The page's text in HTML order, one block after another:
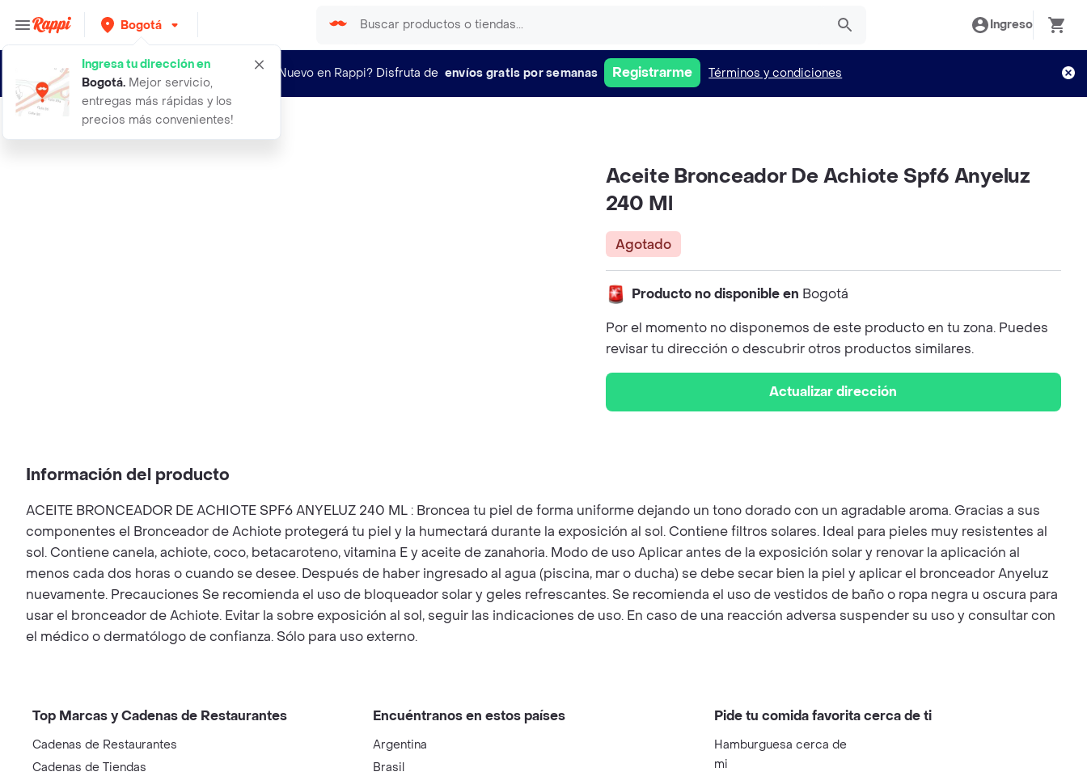
Bogotá
Ingresa tu dirección en
Bogotá. Mejor servicio,
entregas más rápidas y los
precios más convenientes!
Ingreso
¿Nuevo en Rappi? Disfruta de envíos gratis por semanas Registrarme Términos y condiciones
aceite bronceador de achiote spf6 a
Aceite Bronceador De Achiote Spf6 Anyeluz
240 Ml
Agotado
Producto no disponible en Bogotá
Por el momento no disponemos de este producto en tu zona. Puedes
revisar tu dirección o descubrir otros productos similares.
Actualizar dirección
Información del producto
ACEITE BRONCEADOR DE ACHIOTE SPF6 ANYELUZ 240 ML : Broncea tu piel de forma uniforme dejando un tono dorado con un agradable aroma. Gracias a sus
componentes el Bronceador de Achiote protegerá tu piel y la humectará durante la exposición al sol. Contiene filtros solares. Ideal para pieles muy resistentes al
sol. Contiene canela, achiote, coco, betacaroteno, vitamina E y aceite de zanahoria. Modo de uso Aplicar antes de la exposición solar y renovar la aplicación al
menos cada dos horas o cuando se desee. Después de haber ingresado al agua (piscina, mar o ducha) se debe secar bien la piel y aplicar el bronceador Anyeluz
nuevamente. Precauciones Se recomienda el uso de bloqueador solar y geles refrescantes. Se recomienda el uso de vestidos de baño o ropa negra u oscura para
usar el bronceador de Achiote. Evitar la sobre exposición al sol, seguir las indicaciones de uso. En caso de una reacción adversa suspender su uso y consultar con
el médico o dermatólogo de confianza. Sólo para uso externo.
Top Marcas y Cadenas de Restaurantes
Cadenas de Restaurantes
Cadenas de Tiendas
Encuéntranos en estos países
Argentina
Brasil
Pide tu comida favorita cerca de ti
Hamburguesa cerca de
mi